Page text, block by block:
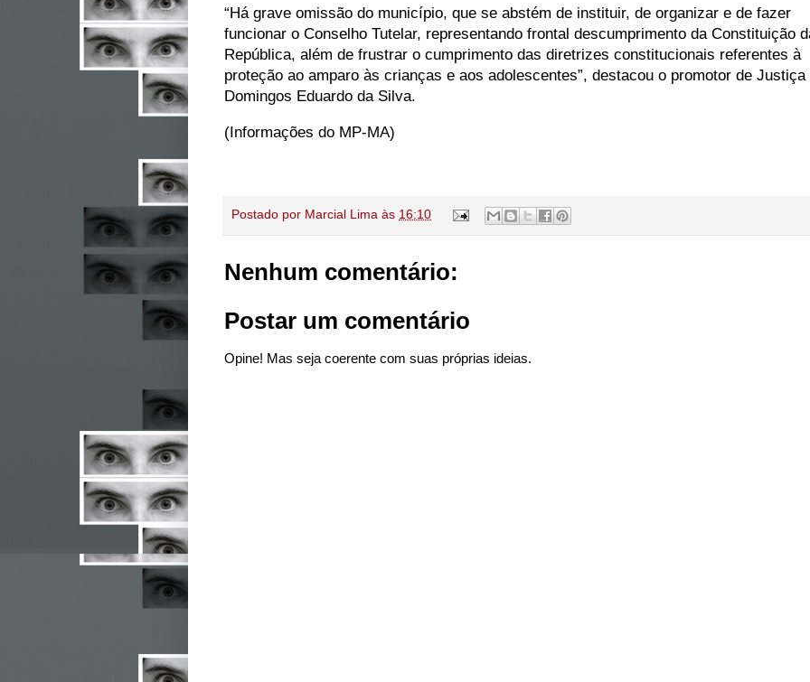
“Há grave omissão do município, que se abstém de instituir, de organizar e de fazer
funcionar o Conselho Tutelar, representando frontal descumprimento da Constituição
República, além de frustrar o cumprimento das diretrizes constitucionais referentes à
proteção ao amparo às crianças e aos adolescentes”, destacou o promotor de Justiça
Domingos Eduardo da Silva.
(Informações do MP-MA)
Postado por Marcial Lima às 16:10
Nenhum comentário:
Postar um comentário
Opine! Mas seja coerente com suas próprias ideias.